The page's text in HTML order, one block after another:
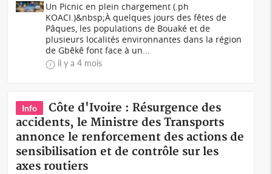
Un Picnic en plein chargement (.ph
KOACI.)&nbsp;À quelques jours des fêtes de
Pâques, les populations de Bouaké et de
plusieurs localités environnantes dans la région
de Gbêkê font face à un...
il y a 4 mois
Info
Côte d'Ivoire : Résurgence des
accidents, le Ministre des Transports
annonce le renforcement des actions de
sensibilisation et de contrôle sur les
axes routiers